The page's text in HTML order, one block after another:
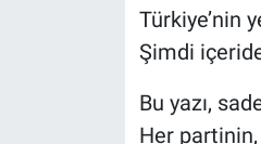
Türkiye’nin
Şimdi
Bu yazı,
Her